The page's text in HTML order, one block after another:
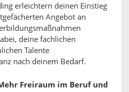
erleichtern deinen Einstieg
Angebot an
deine fachlichen
Talente
nach deinem Bedarf.
Freiraum im Beruf und